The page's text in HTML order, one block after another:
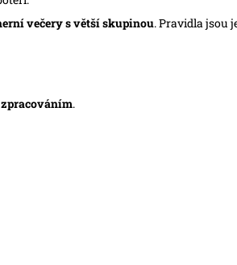
večery s větší skupinou. Pravidla jsou
.